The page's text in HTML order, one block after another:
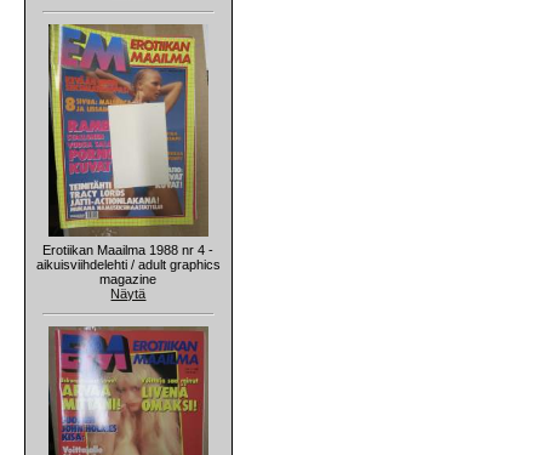
Erotiikan Maailma 1988 nr 4 -
aikuisviihdelehti / adult graphics
magazine
Näytä